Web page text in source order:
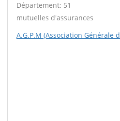
Département: 51
mutuelles d'assurances
A.G.P.M (Association Générale